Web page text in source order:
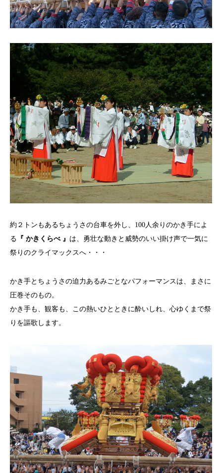
約２トンもあるちょうさの台車を外し、100人余りのかき手によ
る 『 かきくらべ 』 は、勇壮な動きと威勢のいい掛け声で一気に
祭りのクライマックスへ・・・
かき手とちょうさの迫力あるみごとなパフォーマンスは、まさに
圧巻そのもの。
かき手も、観客も、この熱いひとときに酔いしれ、心ゆくまで祭
りを謳歌します。